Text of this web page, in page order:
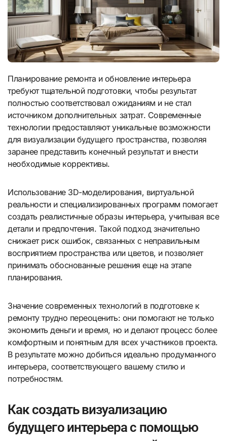
Планирование ремонта и обновление интерьера
требуют тщательной подготовки, чтобы результат
полностью соответствовал ожиданиям и не стал
источником дополнительных затрат. Современные
технологии предоставляют уникальные возможности
для визуализации будущего пространства, позволяя
заранее представить конечный результат и внести
необходимые коррективы.
Использование 3D-моделирования, виртуальной
реальности и специализированных программ помогает
создать реалистичные образы интерьера, учитывая все
детали и предпочтения. Такой подход значительно
снижает риск ошибок, связанных с неправильным
восприятием пространства или цветов, и позволяет
принимать обоснованные решения еще на этапе
планирования.
Значение современных технологий в подготовке к
ремонту трудно переоценить: они помогают не только
экономить деньги и время, но и делают процесс более
комфортным и понятным для всех участников проекта.
В результате можно добиться идеально продуманного
интерьера, соответствующего вашему стилю и
потребностям.
Как создать визуализацию
будущего интерьера с помощью